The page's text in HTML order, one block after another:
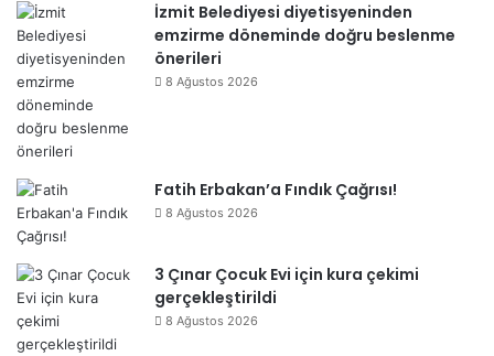
İzmit Belediyesi diyetisyeninden
emzirme döneminde doğru beslenme
önerileri
8 Ağustos 2026
Fatih Erbakan’a Fındık Çağrısı!
8 Ağustos 2026
3 Çınar Çocuk Evi için kura çekimi
gerçekleştirildi
8 Ağustos 2026